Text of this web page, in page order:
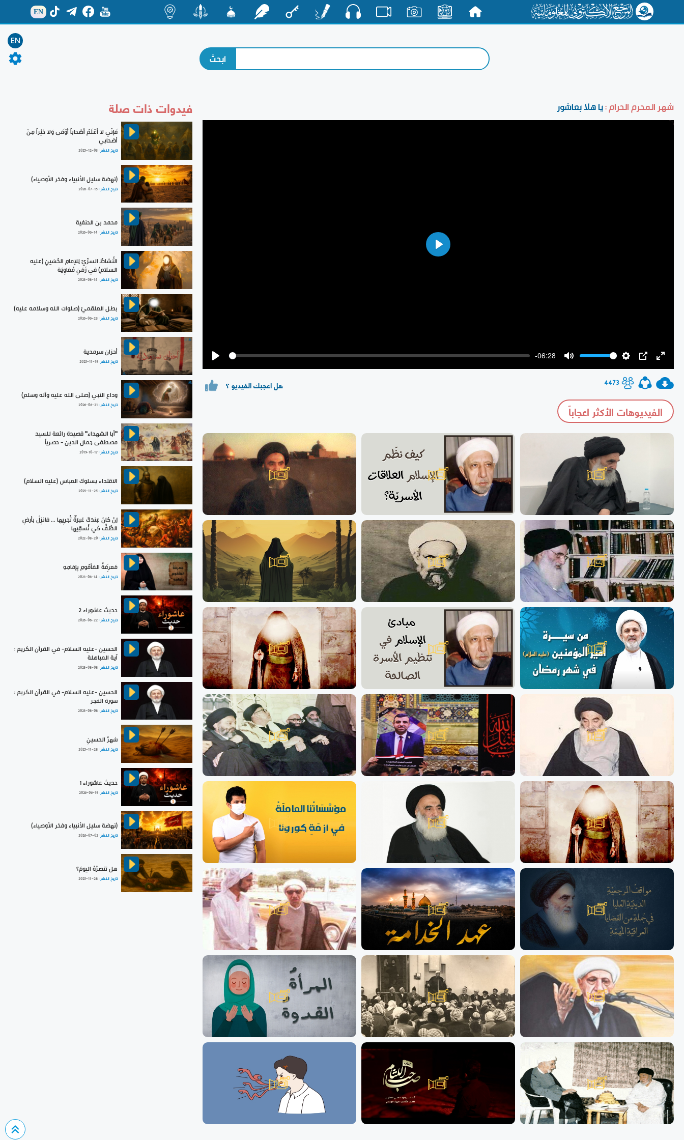
EN
EN
شهر المحرم الحرام :يا هلا بعاشور
-06:28
Play
4473 هل اعجبك الفيديو ؟
الفيديوهات الأكثر اعجاباً
فيدوات ذات صلة
فَإنّي لا أعْلَمُ أصْحاباً أوْفَى وَلا خَيْراً مِنْ
أصْحابي
تاريخ النشر :2025-12-03
(نهضة سليل الأنبياء وفخر الأوصياء)
تاريخ النشر :2026-07-15
محمد بن الحنفية
تاريخ النشر : 2026-06-14
النَّشاطُ السرِّيّ لِلإمامِ الحُسَينِ (عليه
السلام) في زَمَنِ مُعَاوِيَة
تاريخ النشر : 2023-08-14
بطل العلقميّ (صلوات الله وسلامه عليه)
تاريخ النشر :2026-06-23
أحزان سرمدية
تاريخ النشر :2025-11-19
وداع النبي (صلى الله عليه وآله وسلم)
تاريخ النشر :2026-06-21
"أبا الشهداء" قصيدة رائعة للسيد
مصطفى جمال الدين - حصرياً
تاريخ النشر :2019-10-17
الاقتداء بسلوك العباس (عليه السلام)
تاريخ النشر :2025-11-25
إنْ كانَ عِندَكَ عَبرَةٌ تُجرِيها ... فانزِلْ بأرضِ
الطَّفِّ كي نُسقِيها
تاريخ النشر :2022-08-20
مَعرِفَةُ المَأمُومِ بِإمَامِهِ
تاريخ النشر : 2023-08-14
حديث عاشوراء 2
تاريخ النشر :2026-06-22
الحسين -عليه السلام- في القرآن الكريم :
آية المباهلة
تاريخ النشر :2023-08-08
الحسين -عليه السلام- في القرآن الكريم :
سورة الفجر
تاريخ النشر :2023-08-08
شهرُ الحسينِ
تاريخ النشر :2025-11-28
حديث عاشوراء 1
تاريخ النشر :2026-06-19
(نهضة سليل الأنبياء وفخر الأوصياء)
تاريخ النشر :2026-07-02
هل تنصرُهُ اليومَ؟
تاريخ النشر :2025-11-28